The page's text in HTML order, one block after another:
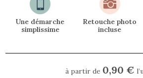

Une démarche
simplissime

Retouche photo
incluse
à partir de 0,90 €